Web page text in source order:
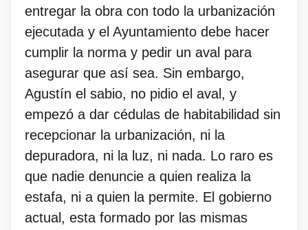
entregar la obra con todo la urbanización
ejecutada y el Ayuntamiento debe hacer
cumplir la norma y pedir un aval para
asegurar que así sea. Sin embargo,
Agustín el sabio, no pidio el aval, y
empezó a dar cédulas de habitabilidad sin
recepcionar la urbanización, ni la
depuradora, ni la luz, ni nada. Lo raro es
que nadie denuncie a quien realiza la
estafa, ni a quien la permite. El gobierno
actual, esta formado por las mismas